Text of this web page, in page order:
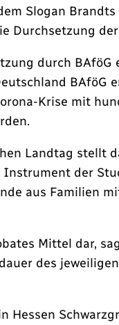
Slogan
Durchsetzung
durch
BAföG
Krise mit
Landtag stellt
der
aus Familien
Mittel dar,
des